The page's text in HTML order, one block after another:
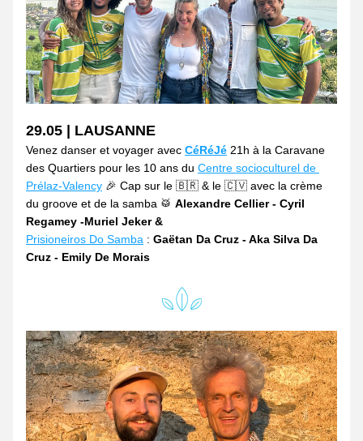
29.05 | LAUSANNE
Venez danser et voyager avec CéRéJé 21h à la Caravane
des Quartiers pour les 10 ans du Centre socioculturel de
Prélaz-Valency 🎉 Cap sur le 🇧🇷 & le 🇨🇻 avec la crème
du groove et de la samba 🥁 Alexandre Cellier - Cyril
Regamey -Muriel Jeker &
Prisioneiros Do Samba : Gaëtan Da Cruz - Aka Silva Da
Cruz - Emily De Morais